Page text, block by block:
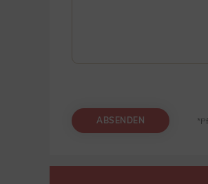
ABSENDEN